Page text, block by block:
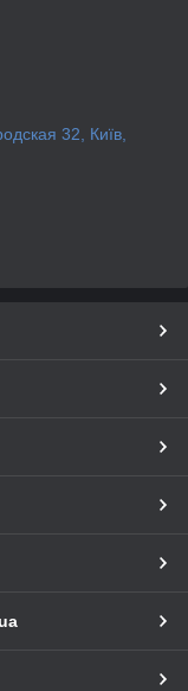
32, Київ,